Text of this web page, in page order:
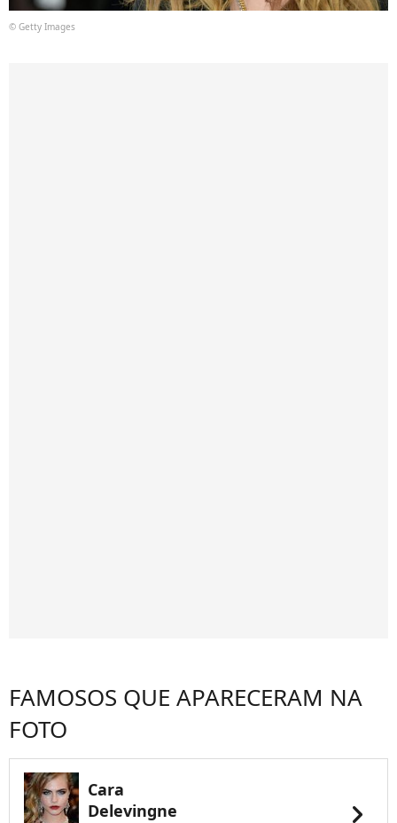
© Getty Images
FAMOSOS QUE APARECERAM NA
FOTO
Cara
Delevingne
chevron_right